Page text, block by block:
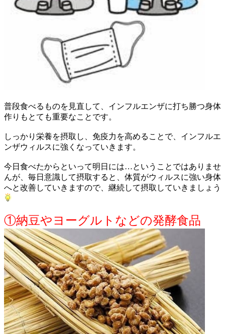
普段食べるものを見直して、インフルエンザに打ち勝つ身体
作りもとても重要なことです。
しっかり栄養を摂取し、免疫力を高めることで、インフルエ
ンザウィルスに強くなっていきます。
今日食べたからといって明日には…ということではありませ
んが、毎日意識して摂取すると、体質がウィルスに強い身体
へと改善していきますので、継続して摂取していきましょう
①納豆やヨーグルトなどの発酵食品